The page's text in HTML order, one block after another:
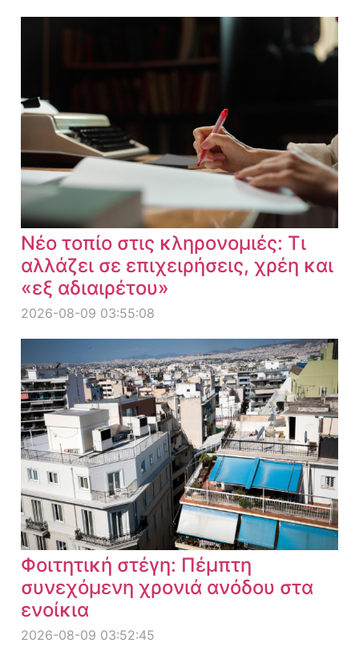
Νέο τοπίο στις κληρονομιές: Τι
αλλάζει σε επιχειρήσεις, χρέη και
«εξ αδιαιρέτου»
2026-08-09 03:55:08
Φοιτητική στέγη: Πέμπτη
συνεχόμενη χρονιά ανόδου στα
ενοίκια
2026-08-09 03:52:45